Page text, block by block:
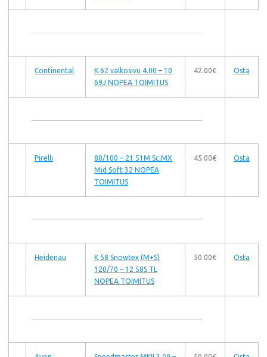
Continental
K 62 valkosivu 4.00 – 10
69J NOPEA TOIMITUS
42.00€ Osta
Pirelli
80/100 – 21 51M Sc.MX
Mid Soft 32 NOPEA
TOIMITUS
45.00€ Osta
Heidenau
K 58 Snowtex (M+S)
120/70 – 12 58S TL
NOPEA TOIMITUS
50.00€ Osta